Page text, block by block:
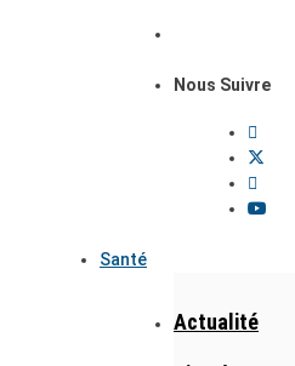
Nous Suivre
Santé
Actualité